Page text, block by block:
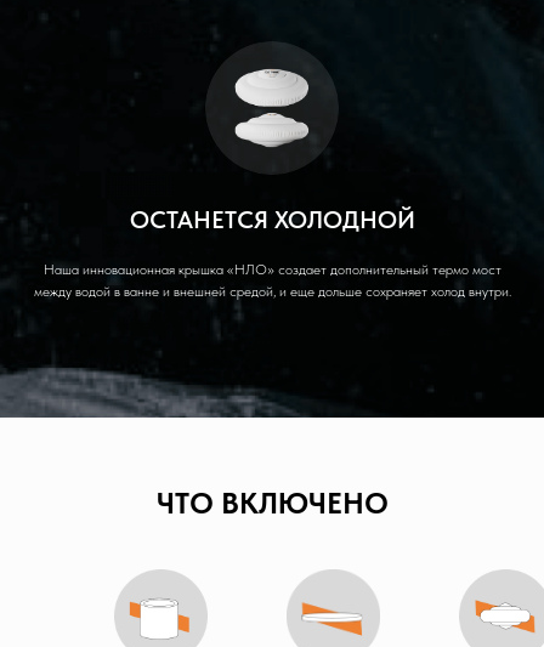
ОСТАНЕТСЯ ХОЛОДНОЙ
Наша инновационная крышка «НЛО» создает дополнительный термо мост
между водой в ванне и внешней средой, и еще дольше сохраняет холод внутри.
ЧТО ВКЛЮЧЕНО